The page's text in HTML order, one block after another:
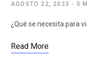
AGOSTO 22, 2023 5
¿Qué se necesita para
Read More